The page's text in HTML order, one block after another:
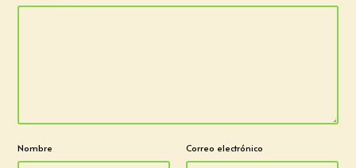
Nombre Correo electrónico